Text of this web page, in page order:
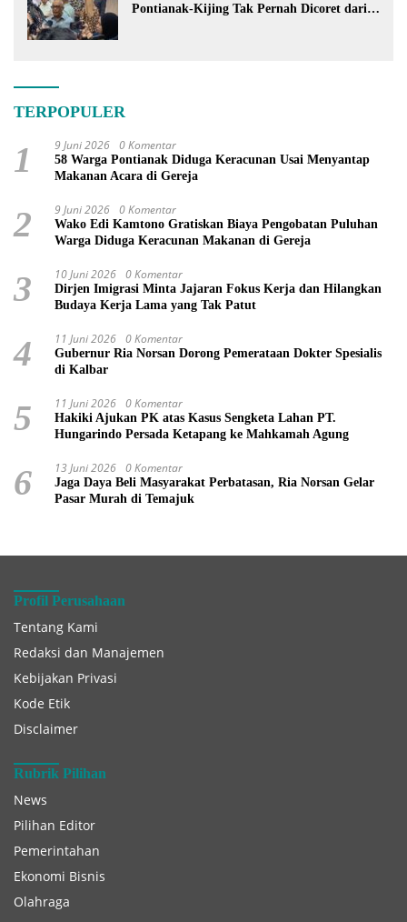
Pontianak-Kijing Tak Pernah Dicoret dari
TERPOPULER
1 9 Juni 2026 0 Komentar
58 Warga Pontianak Diduga Keracunan Usai Menyantap
Makanan Acara di Gereja
2 9 Juni 2026 0 Komentar
Wako Edi Kamtono Gratiskan Biaya Pengobatan Puluhan
Warga Diduga Keracunan Makanan di Gereja
3 10 Juni 2026 0 Komentar
Dirjen Imigrasi Minta Jajaran Fokus Kerja dan Hilangkan
Budaya Kerja Lama yang Tak Patut
4 11 Juni 2026 0 Komentar
Gubernur Ria Norsan Dorong Pemerataan Dokter Spesialis
di Kalbar
5 11 Juni 2026 0 Komentar
Hakiki Ajukan PK atas Kasus Sengketa Lahan PT.
Hungarindo Persada Ketapang ke Mahkamah Agung
6 13 Juni 2026 0 Komentar
Jaga Daya Beli Masyarakat Perbatasan, Ria Norsan Gelar
Pasar Murah di Temajuk
Profil Perusahaan
Tentang Kami
Redaksi dan Manajemen
Kebijakan Privasi
Kode Etik
Disclaimer
Rubrik Pilihan
News
Pilihan Editor
Pemerintahan
Ekonomi Bisnis
Olahraga